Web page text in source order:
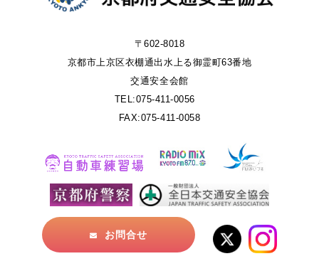
〒602-8018
京都市上京区衣棚通出水上る御霊町63番地
交通安全会館
TEL:075-411-0056
FAX:075-411-0058
お問合せ